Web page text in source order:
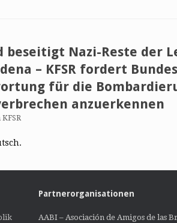
beseitigt Nazi-Reste der
– KFSR fordert
für die
anzuerkennen
Partnerorganisationen
AABI – Asociación de Amigos de las